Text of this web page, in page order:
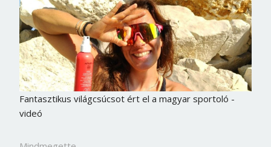
Fantasztikus világcsúcsot ért el a magyar sportoló -
videó